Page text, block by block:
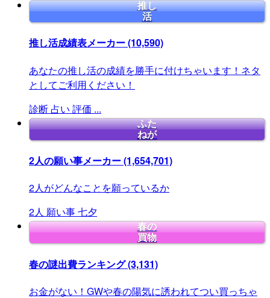
推し
活
推し活成績表メーカー(10,590)
あなたの推し活の成績を勝手に付けちゃいます！ネタ
としてご利用ください！
診断 占い 評価 ...
ふた
ねが
2人の願い事メーカー(1,654,701)
2人がどんなことを願っているか
2人 願い事七夕
春の
買物
春の謎出費ランキング(3,131)
お金がない！GWや春の陽気に誘われてつい買っちゃ